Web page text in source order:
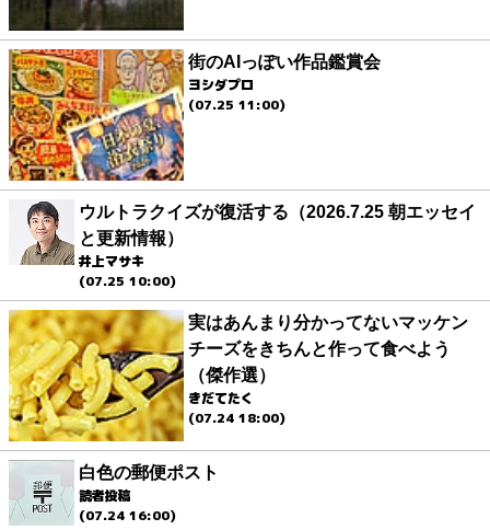
街のAIっぽい作品鑑賞会
ヨシダプロ
(07.25 11:00)
ウルトラクイズが復活する（2026.7.25 朝エッセイ
と更新情報）
井上マサキ
(07.25 10:00)
実はあんまり分かってないマッケン
チーズをきちんと作って食べよう
（傑作選）
きだてたく
(07.24 18:00)
白色の郵便ポスト
読者投稿
(07.24 16:00)